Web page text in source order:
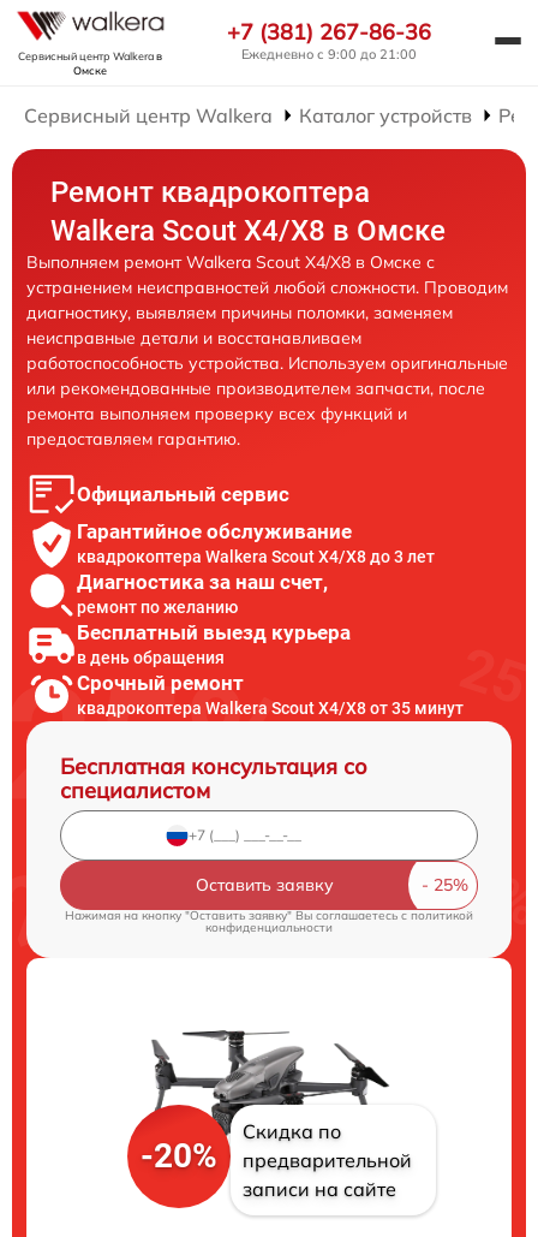
Сервисный центр Walkeraв
Омске
+7 (381) 267-86-36
Ежедневно с 9:00 до 21:00
Сервисный центр Walkera Каталог устройств
Ремонт квадрокоптера
Walkera Scout X4/X8 в Омске
Выполняем ремонт Walkera Scout X4/X8 в Омске с
устранением неисправностей любой сложности. Проводим
диагностику, выявляем причины поломки, заменяем
неисправные детали и восстанавливаем
работоспособность устройства. Используем оригинальные
или рекомендованные производителем запчасти, после
ремонта выполняем проверку всех функций и
предоставляем гарантию.
Официальный сервис
Гарантийное обслуживание
квадрокоптера Walkera Scout X4/X8 до 3 лет
Диагностика за наш счет,
ремонт по желанию
Бесплатный выезд курьера
в день обращения
Срочный ремонт
квадрокоптера Walkera Scout X4/X8 от 35 минут
Бесплатная консультация со
специалистом
Оставить заявку
Нажимая на кнопку "Оставить заявку" Вы соглашаетесь cполитикой
конфиденциальности
-20%
Скидка по
предварительной
записи на сайте